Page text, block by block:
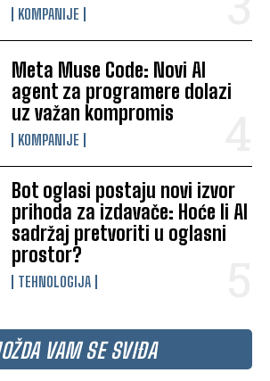
KOMPANIJE
Meta Muse Code: Novi AI
agent za programere dolazi
uz važan kompromis
KOMPANIJE
Bot oglasi postaju novi izvor
prihoda za izdavače: Hoće li AI
sadržaj pretvoriti u oglasni
prostor?
TEHNOLOGIJA
VAM SE SVIĐA